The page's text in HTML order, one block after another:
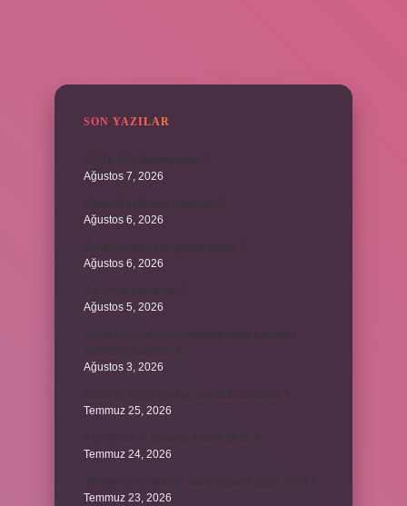
SON YAZILAR
Ağustos 7, 2026
Ağustos 6, 2026
Ağustos 6, 2026
Ağustos 5, 2026
Ağustos 3, 2026
Temmuz 25, 2026
Temmuz 24, 2026
Temmuz 23, 2026